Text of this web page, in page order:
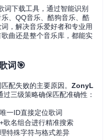
词下载工具，通过智能识别
、QQ音乐、酷狗音乐、酷
，解决音乐爱好者和专业用
曲还是整个音乐库，都能实
词🎯
配失败的主要原因。 ZonyL
三级策略确保匹配准确性：
一ID直接定位歌词
歌名组合进行精准搜索
特殊字符与格式差异